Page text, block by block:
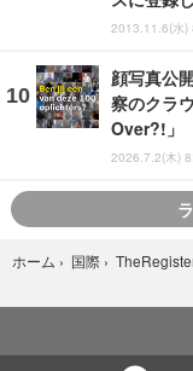
2013.11.6(水)
顔写真公
察のクラ
Over?!」
2026.7.2(木)
ホーム › 国際 ›